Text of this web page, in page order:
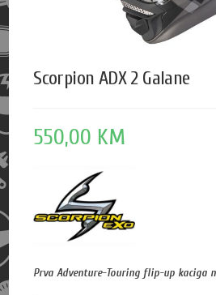
Scorpion ADX 2 Galane
550,00 KM
Prva Adventure-Touring flip-up kaciga